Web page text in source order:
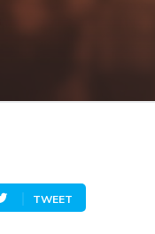
TWEET